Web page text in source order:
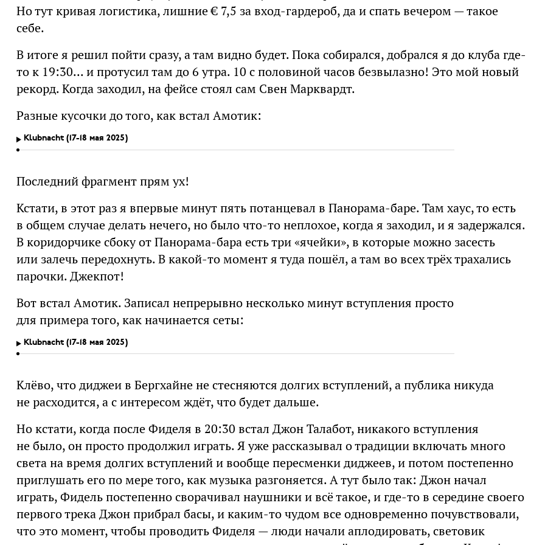
Но тут кривая логистика, лишние € 7,5 за вход-гардероб, да и спать вечером — такое
себе.
В итоге я решил пойти сразу, а там видно будет. Пока собирался, добрался я до клуба где-
то к 19:30... и протусил там до 6 утра. 10 с половиной часов безвылазно! Это мой новый
рекорд. Когда заходил, на фейсе стоял сам Свен Марквардт.
Разные кусочки до того, как встал Амотик:
Klubnacht (17-18 мая 2025)
Последний фрагмент прям ух!
Кстати, в этот раз я впервые минут пять потанцевал в Панорама-баре. Там хаус, то есть
в общем случае делать нечего, но было что-то неплохое, когда я заходил, и я задержался.
В коридорчике сбоку от Панорама-бара есть три «ячейки», в которые можно засесть
или залечь передохнуть. В какой-то момент я туда пошёл, а там во всех трёх трахались
парочки. Джекпот!
Вот встал Амотик. Записал непрерывно несколько минут вступления просто
для примера того, как начинается сеты:
Klubnacht (17-18 мая 2025)
Клёво, что диджеи в Бергхайне не стесняются долгих вступлений, а публика никуда
не расходится, а с интересом ждёт, что будет дальше.
Но кстати, когда после Фиделя в 20:30 встал Джон Талабот, никакого вступления
не было, он просто продолжил играть. Я уже рассказывал о традиции включать много
света на время долгих вступлений и вообще пересменки диджеев, и потом постепенно
приглушать его по мере того, как музыка разгоняется. А тут было так: Джон начал
играть, Фидель постепенно сворачивал наушники и всё такое, и где-то в середине своего
первого трека Джон прибрал басы, и каким-то чудом все одновременно почувствовали,
что это момент, чтобы проводить Фиделя — люди начали аплодировать, световик